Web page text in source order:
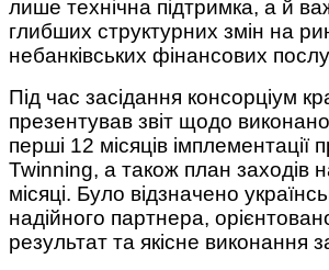
лише технічна підтримка, а й
глибших структурних змін на
небанківських фінансових
Під час засідання консорціум
презентував звіт щодо
перші 12 місяців імплементації
Twinning, а також план заходів
місяці. Було відзначено
надійного партнера,
результат та якісне виконання